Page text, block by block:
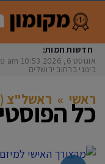
חדשות חמות:
אוגוסט 6, 2026
10:53 am
בינוני ברחוב ירושלים
ראשי » ראשל"צ כל